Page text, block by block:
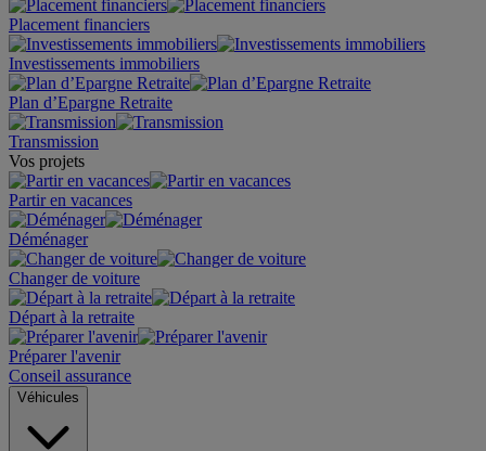
Placement financiers
Investissements immobiliers
Plan d’Epargne Retraite
Transmission
Vos projets
Partir en vacances
Déménager
Changer de voiture
Départ à la retraite
Préparer l'avenir
Conseil assurance
Véhicules